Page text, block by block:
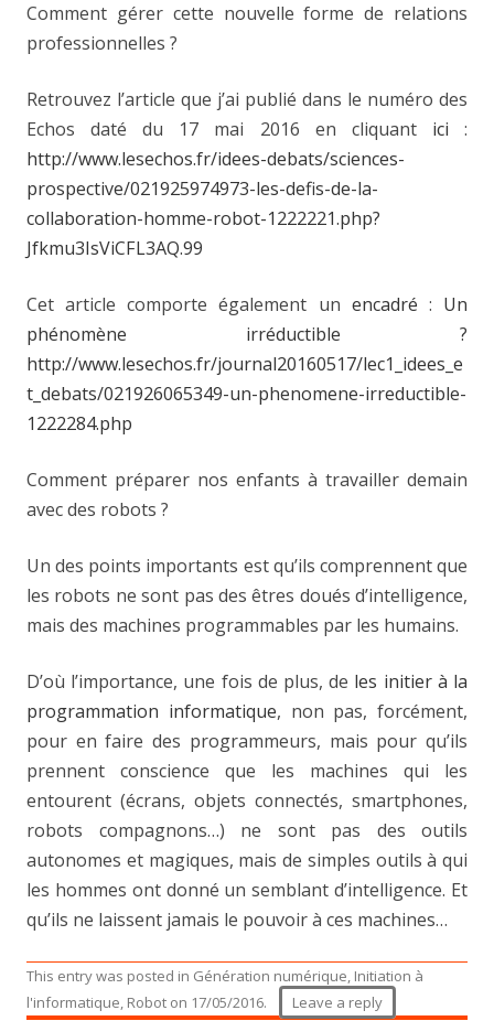
Comment gérer cette nouvelle forme de relations
professionnelles ?
Retrouvez l’article que j’ai publié dans le numéro des
Echos daté du 17 mai 2016 en cliquant ici :
http://www.lesechos.fr/idees-debats/sciences-
prospective/021925974973-les-defis-de-la-
collaboration-homme-robot-1222221.php?
Jfkmu3IsViCFL3AQ.99
Cet article comporte également un encadré : Un
phénomène irréductible ?
http://www.lesechos.fr/journal20160517/lec1_idees_e
t_debats/021926065349-un-phenomene-irreductible-
1222284.php
Comment préparer nos enfants à travailler demain
avec des robots ?
Un des points importants est qu’ils comprennent que
les robots ne sont pas des êtres doués d’intelligence,
mais des machines programmables par les humains.
D’où l’importance, une fois de plus, de les initier à la
programmation informatique, non pas, forcément,
pour en faire des programmeurs, mais pour qu’ils
prennent conscience que les machines qui les
entourent (écrans, objets connectés, smartphones,
robots compagnons…) ne sont pas des outils
autonomes et magiques, mais de simples outils à qui
les hommes ont donné un semblant d’intelligence. Et
qu’ils ne laissent jamais le pouvoir à ces machines…
This entry was posted in Génération numérique, Initiation à
l'informatique, Robot on 17/05/2016. Leave a reply